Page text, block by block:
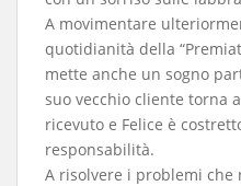
A movimentare
quotidianità della
mette anche un sogno
suo vecchio cliente torna
ricevuto e Felice è
responsabilità.
A risolvere i problemi